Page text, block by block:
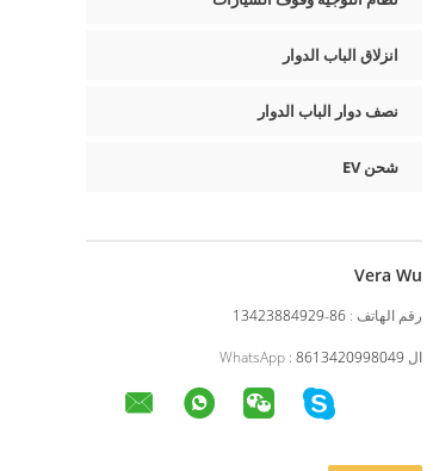
انزلاق الباب الدوار
نصف دوار الباب الدوار
شحن EV
Vera Wu
رقم الهاتف :
ال WhatsApp : 8613420998049